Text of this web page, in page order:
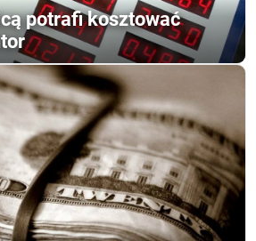
potrafi kosztować